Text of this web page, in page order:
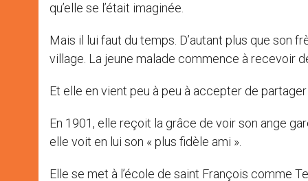
qu’elle se l’était imaginée.
Mais il lui faut du temps. D’autant plus que son
village. La jeune malade commence à recevoir
Et elle en vient peu à peu à accepter de
En 1901, elle reçoit la grâce de voir son ange
elle voit en lui son « plus fidèle ami ».
Elle se met à l’école de saint François comme